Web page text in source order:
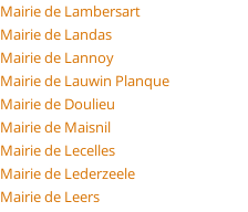
Mairie de Lambersart
Mairie de Landas
Mairie de Lannoy
Mairie de Lauwin Planque
Mairie de Doulieu
Mairie de Maisnil
Mairie de Lecelles
Mairie de Lederzeele
Mairie de Leers